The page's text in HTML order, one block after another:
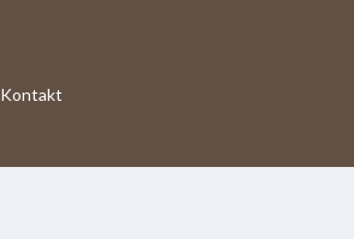
Kontakt